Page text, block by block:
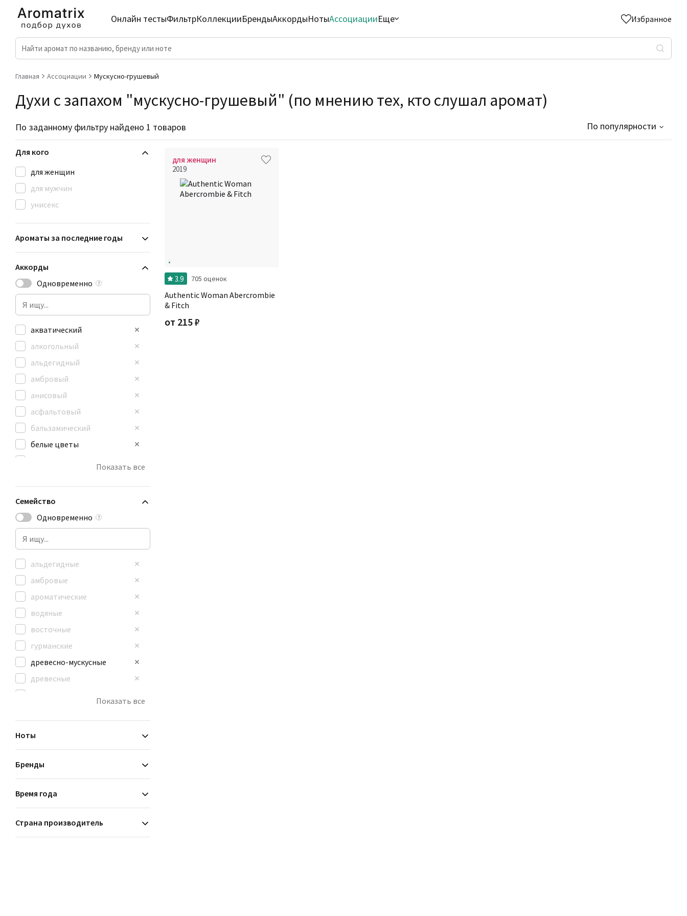
Онлайн тестыФильтрКоллекцииБрендыАккордыНотыАссоциацииЕще Избранное
Главная Ассоциации Мускусно-грушевый
Духи с запахом "мускусно-грушевый" (по мнению тех, кто слушал аромат)
По заданному фильтру найдено 1 товаров По популярности
Для кого
для женщин
для мужчин
унисекс
Ароматы за последние годы
Аккорды
Одновременно
?
акватический
алкогольный
альдегидный
амбровый
анисовый
асфальтовый
бальзамический
белые цветы
Показать все
Семейство
Одновременно
?
альдегидные
амбровые
ароматические
водяные
восточные
гурманские
древесно-мускусные
древесные
Показать все
Ноты
Бренды
Время года
Страна производитель
для женщин
2019
3.9 705 оценок
Authentic Woman Abercrombie
& Fitch
от 215₽